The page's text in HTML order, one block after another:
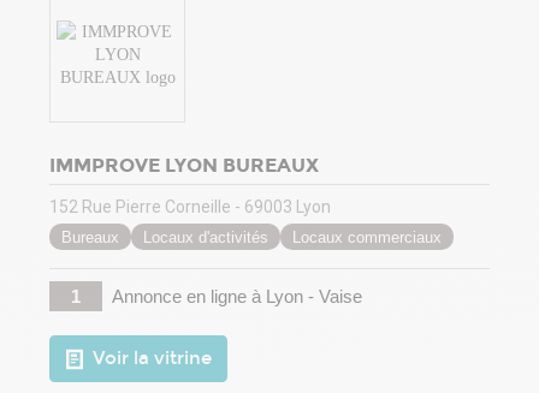
IMMPROVE LYON BUREAUX
152 Rue Pierre Corneille - 69003 Lyon
Bureaux Locaux d'activités Locaux commerciaux
1 Annonce en ligneà Lyon - Vaise
Voir la vitrine